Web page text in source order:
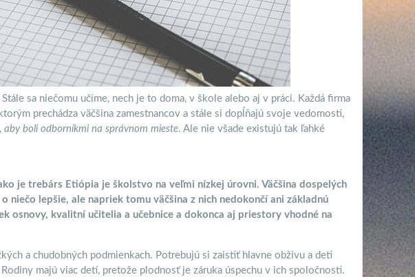
sa niečomu učíme, nech je to doma, v škole alebo aj v práci. Každá firma
prechádza väčšina zamestnancov a stále si dopĺňajú svoje vedomosti,
aby boli odborníkmi na správnom mieste. Ale nie všade existujú tak ľahké
je trebárs Etiópia je školstvo na veľmi nízkej úrovni. Väčšina dospelých
niečo lepšie, ale napriek tomu väčšina z nich nedokončí ani základnú
osnovy, kvalitní učitelia a učebnice a dokonca aj priestory vhodné na
a chudobných podmienkach. Potrebujú si zaistiť hlavne obživu a deti
majú viac detí, pretože plodnosť je záruka úspechu v ich spoločnosti.